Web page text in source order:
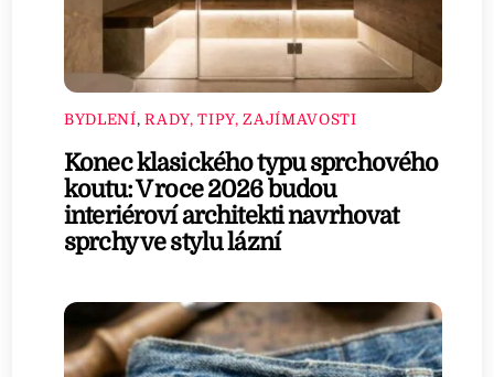
BYDLENÍ,RADY, TIPY, ZAJÍMAVOSTI
Konec klasického typu sprchového
koutu: V roce 2026 budou
interiéroví architekti navrhovat
sprchy ve stylu lázní